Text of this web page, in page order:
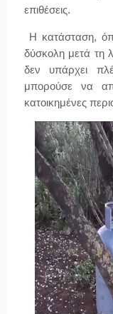
επιθέσεις.
Η κατάσταση,
δύσκολη μετά τη
δεν υπάρχει
μπορούσε να
κατοικημένες